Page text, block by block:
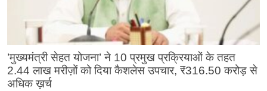
’मुख्यमंत्री सेहत योजना’ ने 10 प्रमुख प्रक्रियाओं के तहत
2.44 लाख मरीज़ों को दिया कैशलेस उपचार, ₹316.50 करोड़ से
अधिक ख़र्च